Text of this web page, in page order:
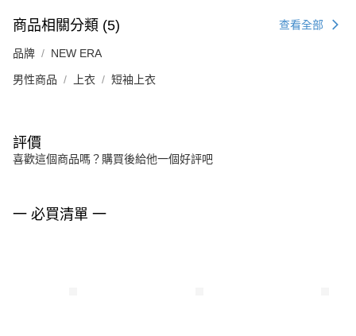
商品相關分類 (5) 查看全部
品牌 NEW ERA
男性商品 上衣 短袖上衣
評價
喜歡這個商品嗎？購買後給他一個好評吧
一 必買清單 一